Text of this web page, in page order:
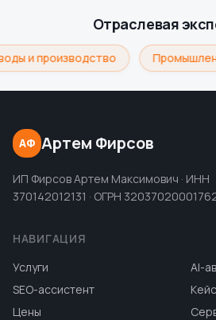
Отраслевая
и производство
АФ Артем Фирсов
ИП Фирсов Артем Максимович · ИНН
370142012131 · ОГРН
НАВИГАЦИЯ
Услуги
AI-
SEO-ассистент
Цены